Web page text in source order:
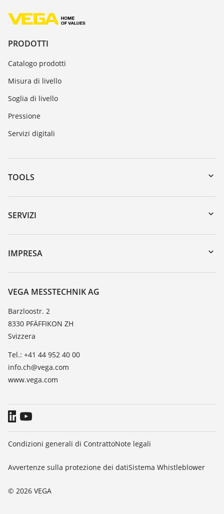
PRODOTTI
Catalogo prodotti
Misura di livello
Soglia di livello
Pressione
Servizi digitali
TOOLS
Downloads
Ricerca numero di serie
DTM Collection/PACTware
SERVIZI
Reso apparecchio
Seminari
Lista resistenza
TeamViewer
IMPRESA
VEGA, l'azienda
Contatto
Novità
Stampa
VEGA MESSTECHNIK AG
Barzloostr. 2
8330 PFÄFFIKON ZH
Svizzera
Tel.: +41 44 952 40 00
info.ch@vega.com
www.vega.com
© 2026 VEGA
Condizioni generali di ContrattoNote legali
Avvertenze sulla protezione dei datiSistema Whistleblower